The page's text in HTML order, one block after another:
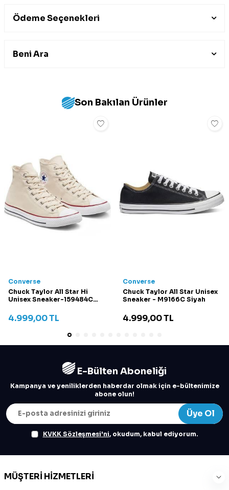
Ödeme Seçenekleri
Beni Ara
Son Bakılan Ürünler
Converse
Chuck Taylor All Star Hi
Unisex Sneaker-159484C
4.999,00TL
Converse
Chuck Taylor All Star Unisex
Sneaker - M9166C Siyah
4.999,00TL
E-Bülten Aboneliği
Kampanya ve yeniliklerden haberdar olmak için e-bültenimize
abone olun!
Üye Ol
KVKK Sözleşmesi'ni, okudum, kabul ediyorum.
MÜŞTERI HIZMETLERI